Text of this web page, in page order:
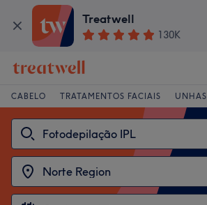
Treatwell
130K
CABELO TRATAMENTOS FACIAIS UNHAS